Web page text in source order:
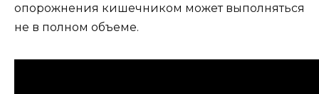
опорожнения кишечником может выполняться
не в полном объеме.